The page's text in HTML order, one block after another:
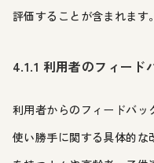
評価することが含まれます。
4.1.1 利用者のフィード
利用者からのフィードバッ
使い勝手に関する具体的